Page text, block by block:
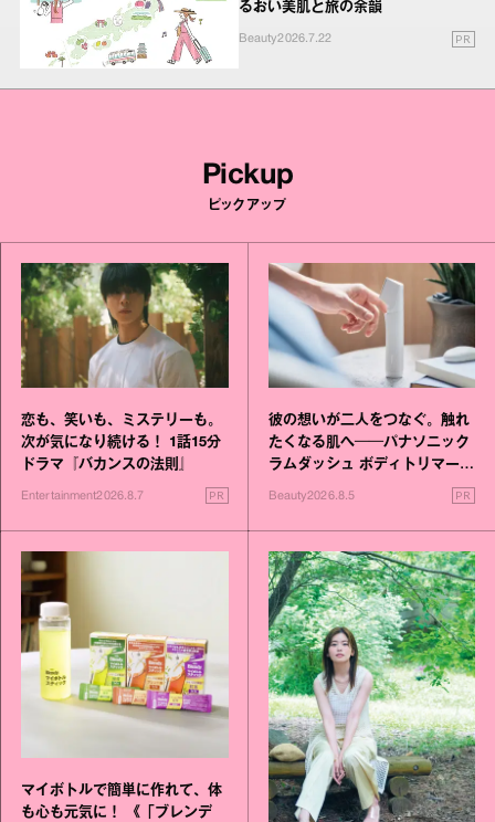
るおい美肌と旅の余韻
Beauty2026.7.22 PR
Pickup
ピックアップ
恋も、笑いも、ミステリーも。
次が気になり続ける！ 1話15分
ドラマ『バカンスの法則』
Entertainment2026.8.7 PR
彼の想いが二人をつなぐ。触れ
たくなる肌へ──パナソニック
ラムダッシュ ボディトリマーが
Beauty2026.8.5 PR
マイボトルで簡単に作れて、体
も心も元気に！ 《「ブレンデ